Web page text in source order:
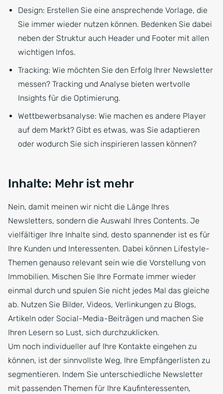
Design: Erstellen Sie eine ansprechende Vorlage, die
Sie immer wieder nutzen können. Bedenken Sie dabei
neben der Struktur auch Header und Footer mit allen
wichtigen Infos.
Tracking: Wie möchten Sie den Erfolg Ihrer Newsletter
messen? Tracking und Analyse bieten wertvolle
Insights für die Optimierung.
Wettbewerbsanalyse: Wie machen es andere Player
auf dem Markt? Gibt es etwas, was Sie adaptieren
oder wodurch Sie sich inspirieren lassen können?
Inhalte: Mehr ist mehr
Nein, damit meinen wir nicht die Länge Ihres
Newsletters, sondern die Auswahl Ihres Contents. Je
vielfältiger Ihre Inhalte sind, desto spannender ist es für
Ihre Kunden und Interessenten. Dabei können Lifestyle-
Themen genauso relevant sein wie die Vorstellung von
Immobilien. Mischen Sie Ihre Formate immer wieder
einmal durch und spulen Sie nicht jedes Mal das gleiche
ab. Nutzen Sie Bilder, Videos, Verlinkungen zu Blogs,
Artikeln oder Social-Media-Beiträgen und machen Sie
Ihren Lesern so Lust, sich durchzuklicken.
Um noch individueller auf Ihre Kontakte eingehen zu
können, ist der sinnvollste Weg, Ihre Empfängerlisten zu
segmentieren. Indem Sie unterschiedliche Newsletter
mit passenden Themen für Ihre Kaufinteressenten,